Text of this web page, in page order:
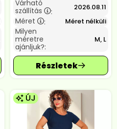
Várható
szállítás
: 2026.08.11
Méret : Méret nélküli
Milyen
méretre
ajánljuk?:
M, L
ÚJ